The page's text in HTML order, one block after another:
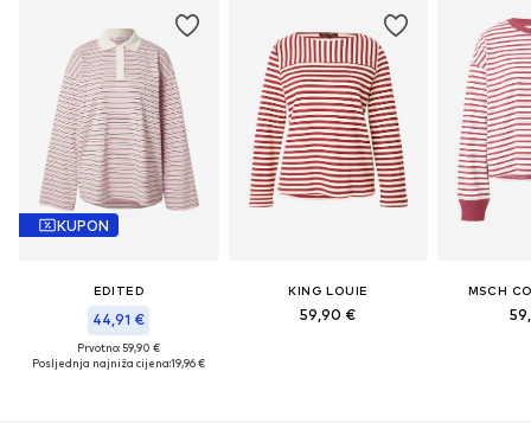
KUPON
EDITED
44,91 €
Prvotno: 59,90 €
Posljednja najniža cijena:19,96 €
KING LOUIE
59,90 €
MSCH